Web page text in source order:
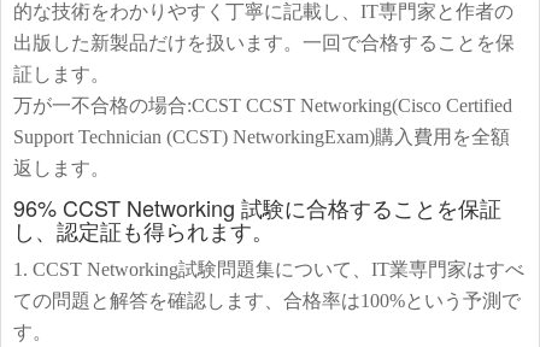
的な技術をわかりやすく丁寧に記載し、IT専門家と作者の
出版した新製品だけを扱います。一回で合格することを保
証します。
万が一不合格の場合:CCST CCST Networking(Cisco Certified
Support Technician (CCST) NetworkingExam)購入費用を全額
返します。
96% CCST Networking 試験に合格することを保証
し、認定証も得られます。
1. CCST Networking試験問題集について、IT業専門家はすべ
ての問題と解答を確認します、合格率は100%という予測で
す。